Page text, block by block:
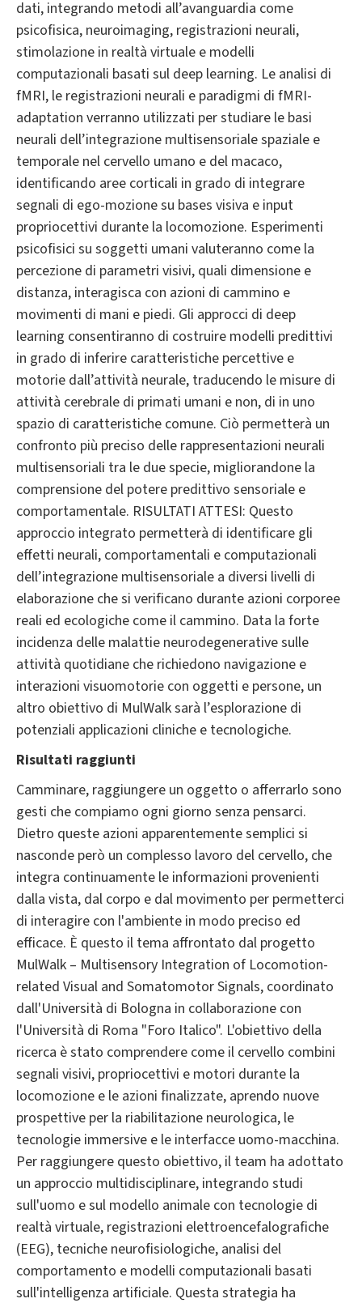
dati, integrando metodi all’avanguardia come
psicofisica, neuroimaging, registrazioni neurali,
stimolazione in realtà virtuale e modelli
computazionali basati sul deep learning. Le analisi di
fMRI, le registrazioni neurali e paradigmi di fMRI-
adaptation verranno utilizzati per studiare le basi
neurali dell’integrazione multisensoriale spaziale e
temporale nel cervello umano e del macaco,
identificando aree corticali in grado di integrare
segnali di ego-mozione su bases visiva e input
propriocettivi durante la locomozione. Esperimenti
psicofisici su soggetti umani valuteranno come la
percezione di parametri visivi, quali dimensione e
distanza, interagisca con azioni di cammino e
movimenti di mani e piedi. Gli approcci di deep
learning consentiranno di costruire modelli predittivi
in grado di inferire caratteristiche percettive e
motorie dall’attività neurale, traducendo le misure di
attività cerebrale di primati umani e non, di in uno
spazio di caratteristiche comune. Ciò permetterà un
confronto più preciso delle rappresentazioni neurali
multisensoriali tra le due specie, migliorandone la
comprensione del potere predittivo sensoriale e
comportamentale. RISULTATI ATTESI: Questo
approccio integrato permetterà di identificare gli
effetti neurali, comportamentali e computazionali
dell’integrazione multisensoriale a diversi livelli di
elaborazione che si verificano durante azioni corporee
reali ed ecologiche come il cammino. Data la forte
incidenza delle malattie neurodegenerative sulle
attività quotidiane che richiedono navigazione e
interazioni visuomotorie con oggetti e persone, un
altro obiettivo di MulWalk sarà l’esplorazione di
potenziali applicazioni cliniche e tecnologiche.
Risultati raggiunti
Camminare, raggiungere un oggetto o afferrarlo sono
gesti che compiamo ogni giorno senza pensarci.
Dietro queste azioni apparentemente semplici si
nasconde però un complesso lavoro del cervello, che
integra continuamente le informazioni provenienti
dalla vista, dal corpo e dal movimento per permetterci
di interagire con l'ambiente in modo preciso ed
efficace. È questo il tema affrontato dal progetto
MulWalk – Multisensory Integration of Locomotion-
related Visual and Somatomotor Signals, coordinato
dall'Università di Bologna in collaborazione con
l'Università di Roma "Foro Italico". L'obiettivo della
ricerca è stato comprendere come il cervello combini
segnali visivi, propriocettivi e motori durante la
locomozione e le azioni finalizzate, aprendo nuove
prospettive per la riabilitazione neurologica, le
tecnologie immersive e le interfacce uomo-macchina.
Per raggiungere questo obiettivo, il team ha adottato
un approccio multidisciplinare, integrando studi
sull'uomo e sul modello animale con tecnologie di
realtà virtuale, registrazioni elettroencefalografiche
(EEG), tecniche neurofisiologiche, analisi del
comportamento e modelli computazionali basati
sull'intelligenza artificiale. Questa strategia ha